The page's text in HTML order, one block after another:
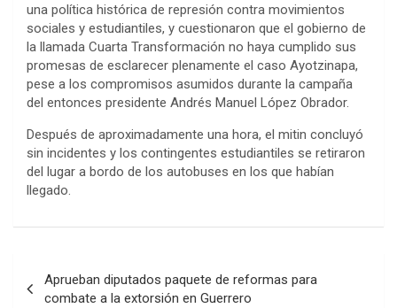
una política histórica de represión contra movimientos
sociales y estudiantiles, y cuestionaron que el gobierno de
la llamada Cuarta Transformación no haya cumplido sus
promesas de esclarecer plenamente el caso Ayotzinapa,
pese a los compromisos asumidos durante la campaña
del entonces presidente Andrés Manuel López Obrador.
Después de aproximadamente una hora, el mitin concluyó
sin incidentes y los contingentes estudiantiles se retiraron
del lugar a bordo de los autobuses en los que habían
llegado.
de
Aprueban diputados paquete de reformas para
combate a la extorsión en Guerrero